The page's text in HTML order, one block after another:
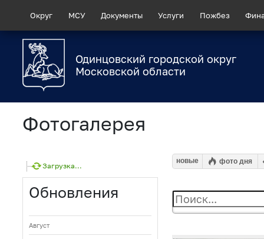
Округ МСУ Документы Услуги Пожбез
Одинцовский городской округ
Московской области
Фотогалерея
Загрузка...
Обновления
Август
новые фото дня